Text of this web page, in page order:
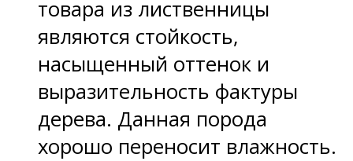
товара из лиственницы
являются стойкость,
насыщенный оттенок и
выразительность фактуры
дерева. Данная порода
хорошо переносит влажность.